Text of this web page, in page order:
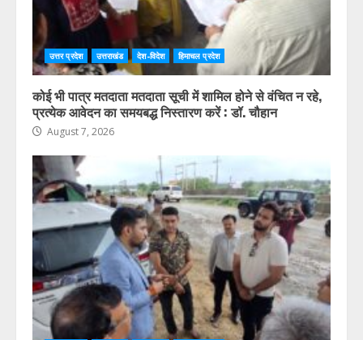
उत्तर प्रदेश उत्तराखंड देश-विदेश हिमाचल प्रदेश
कोई भी पात्र मतदाता मतदाता सूची में शामिल होने से वंचित न रहे,
प्रत्येक आवेदन का समयबद्ध निस्तारण करें : डॉ. चौहान
August 7, 2026